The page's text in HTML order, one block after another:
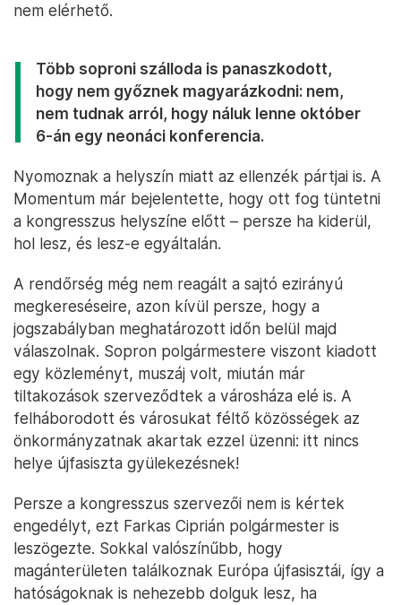
nem elérhető.
Több soproni szálloda is panaszkodott,
hogy nem győznek magyarázkodni: nem,
nem tudnak arról, hogy náluk lenne október
6-án egy neonáci konferencia.
Nyomoznak a helyszín miatt az ellenzék pártjai is. A
Momentum már bejelentette, hogy ott fog tüntetni
a kongresszus helyszíne előtt – persze ha kiderül,
hol lesz, és lesz-e egyáltalán.
A rendőrség még nem reagált a sajtó ezirányú
megkereséseire, azon kívül persze, hogy a
jogszabályban meghatározott időn belül majd
válaszolnak. Sopron polgármestere viszont kiadott
egy közleményt, muszáj volt, miután már
tiltakozások szerveződtek a városháza elé is. A
felháborodott és városukat féltő közösségek az
önkormányzatnak akartak ezzel üzenni: itt nincs
helye újfasiszta gyülekezésnek!
Persze a kongresszus szervezői nem is kértek
engedélyt, ezt Farkas Ciprián polgármester is
leszögezte. Sokkal valószínűbb, hogy
magánterületen találkoznak Európa újfasisztái, így a
hatóságoknak is nehezebb dolguk lesz, ha